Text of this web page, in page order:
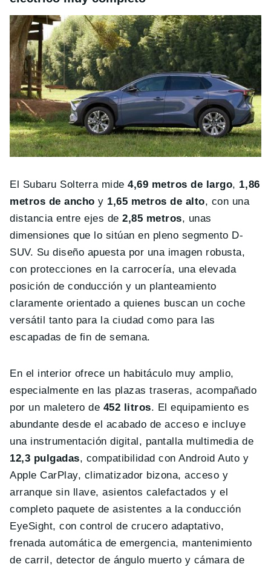
El Subaru Solterra mide4,69 metros de largo, 1,86
metros de ancho y 1,65 metros de alto, con una
distancia entre ejes de2,85 metros, unas
dimensiones que lo sitúan en pleno segmento D-
SUV. Su diseño apuesta por una imagen robusta,
con protecciones en la carrocería, una elevada
posición de conducción y un planteamiento
claramente orientado a quienes buscan un coche
versátil tanto para la ciudad como para las
escapadas de fin de semana.
En el interior ofrece un habitáculo muy amplio,
especialmente en las plazas traseras, acompañado
por un maletero de 452 litros. El equipamiento es
abundante desde el acabado de acceso e incluye
una instrumentación digital, pantalla multimedia de
12,3 pulgadas, compatibilidad con Android Auto y
Apple CarPlay, climatizador bizona, acceso y
arranque sin llave, asientos calefactados y el
completo paquete de asistentes a la conducción
EyeSight, con control de crucero adaptativo,
frenada automática de emergencia, mantenimiento
de carril, detector de ángulo muerto y cámara de